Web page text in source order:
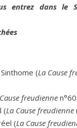
entrez dans le
(La Cause
freudienne
(La Cause freudienne
(La Cause